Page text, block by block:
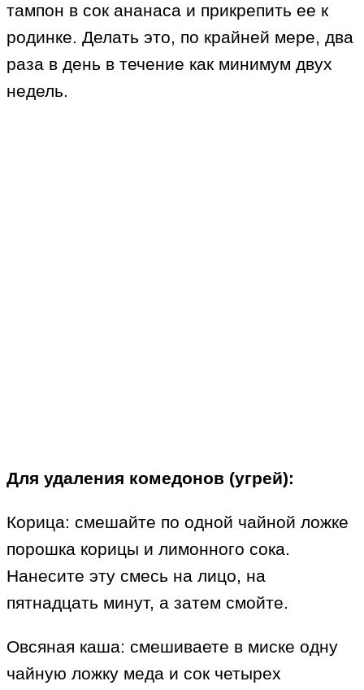
тампон в сок ананаса и прикрепить ее к
родинке. Делать это, по крайней мере, два
раза в день в течение как минимум двух
недель.
Для удаления комедонов (угрей):
Корица: смешайте по одной чайной ложке
порошка корицы и лимонного сока.
Нанесите эту смесь на лицо, на
пятнадцать минут, а затем смойте.
Овсяная каша: смешиваете в миске одну
чайную ложку меда и сок четырех